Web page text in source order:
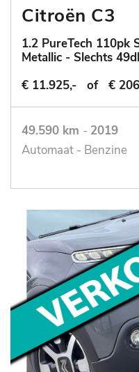
Citroën C3
1.2 PureTech 110pk
Metallic - Slechts
€ 11.925,-
of €
49.590 km - 2019
Automaat - Benzine